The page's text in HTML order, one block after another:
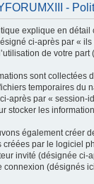
-
explique en détail
ci-après par «
de votre
sont collectées
temporaires du
après par « session-
stocker les
également créer
créées par le logiciel
invité (désignée ci-
connexion (désignés